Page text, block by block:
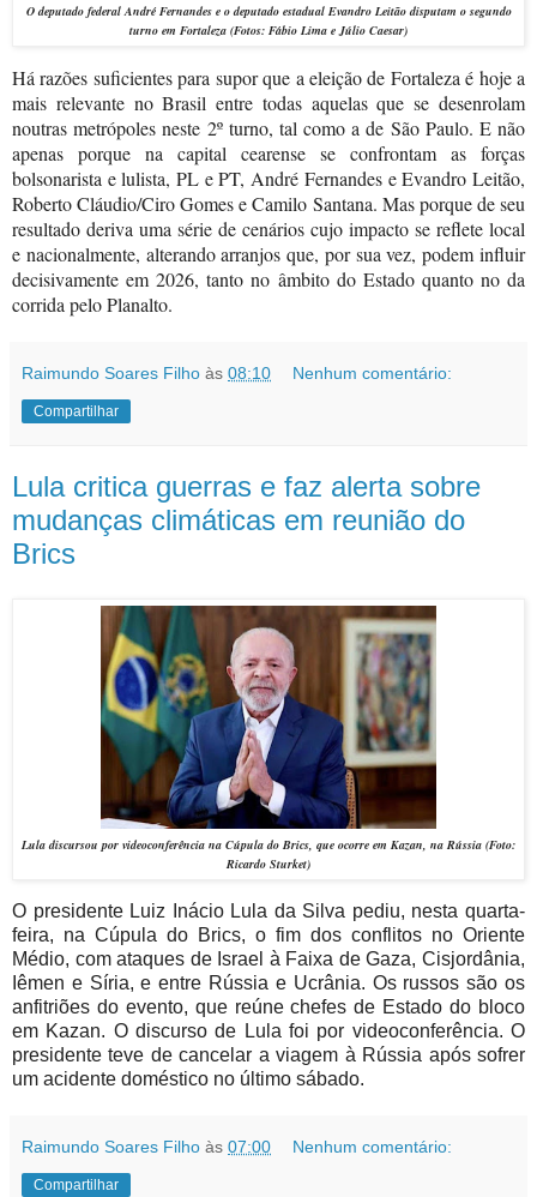
Odeputado federalAndré Fernandes e odeputado estadual Evandro Leitãodisputam o segundo
turno em Fortaleza (Fotos: Fábio Lima e Júlio Caesar)
Há razões suficientes para supor que a eleição de Fortaleza é hoje a
mais relevante no Brasil entre todas aquelas que se desenrolam
noutras metrópoles neste 2º turno, tal como a de São Paulo. E não
apenas porque na capital cearense se confrontam as forças
bolsonarista e lulista, PL e PT, André Fernandes e Evandro Leitão,
Roberto Cláudio/Ciro Gomes e Camilo Santana. Mas porque de seu
resultado deriva uma série de cenários cujo impacto se reflete local
e nacionalmente, alterando arranjos que, por sua vez, podem influir
decisivamente em 2026, tanto no âmbito do Estado quanto no da
corrida pelo Planalto.
Raimundo Soares Filho às 08:10 Nenhum comentário:
Compartilhar
Lula critica guerras e faz alerta sobre
mudanças climáticas em reunião do
Brics
Lula discursou por videoconferência na Cúpula do Brics, que ocorre em Kazan, na Rússia (Foto:
Ricardo Sturket)
O presidente Luiz Inácio Lula da Silva pediu, nesta quarta-
feira, na Cúpula do Brics, o fim dos conflitos no Oriente
Médio, com ataques de Israel à Faixa de Gaza, Cisjordânia,
Iêmen e Síria, e entre Rússia e Ucrânia. Os russos são os
anfitriões do evento, que reúne chefes de Estado do bloco
em Kazan. O discurso de Lula foi por videoconferência. O
presidente teve de cancelar a viagem à Rússia após sofrer
um acidente doméstico no último sábado.
Raimundo Soares Filho às 07:00 Nenhum comentário:
Compartilhar